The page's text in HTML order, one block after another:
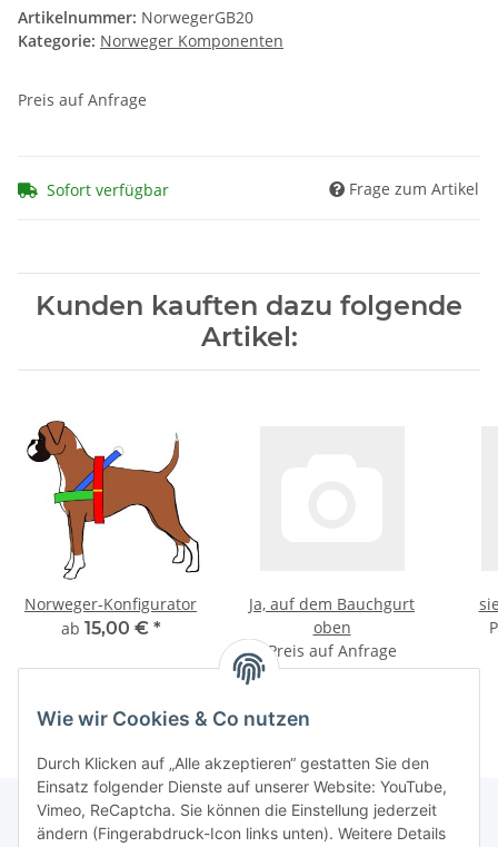
Artikelnummer: NorwegerGB20
Kategorie: Norweger Komponenten
Preis auf Anfrage
Sofort verfügbar Frage zum Artikel
Kunden kauften dazu folgende
Artikel:
Norweger-Konfigurator
ab 15,00 € *
Ja, auf dem Bauchgurt
oben
Preis auf Anfrage
Wie wir Cookies & Co nutzen
Durch Klicken auf „Alle akzeptieren“ gestatten Sie den
Einsatz folgender Dienste auf unserer Website: YouTube,
Vimeo, ReCaptcha. Sie können die Einstellung jederzeit
ändern (Fingerabdruck-Icon links unten). Weitere Details